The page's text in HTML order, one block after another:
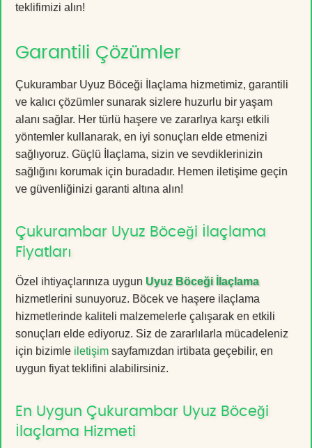
teklifimizi alın!
Garantili Çözümler
Çukurambar Uyuz Böceği İlaçlama hizmetimiz, garantili
ve kalıcı çözümler sunarak sizlere huzurlu bir yaşam
alanı sağlar. Her türlü haşere ve zararlıya karşı etkili
yöntemler kullanarak, en iyi sonuçları elde etmenizi
sağlıyoruz. Güçlü İlaçlama, sizin ve sevdiklerinizin
sağlığını korumak için buradadır. Hemen iletişime geçin
ve güvenliğinizi garanti altına alın!
Çukurambar Uyuz Böceği İlaçlama
Fiyatları
Özel ihtiyaçlarınıza uygun Uyuz Böceği İlaçlama
hizmetlerini sunuyoruz. Böcek ve haşere ilaçlama
hizmetlerinde kaliteli malzemelerle çalışarak en etkili
sonuçları elde ediyoruz. Siz de zararlılarla mücadeleniz
için bizimle iletişim sayfamızdan irtibata geçebilir, en
uygun fiyat teklifini alabilirsiniz.
En Uygun Çukurambar Uyuz Böceği
İlaçlama Hizmeti